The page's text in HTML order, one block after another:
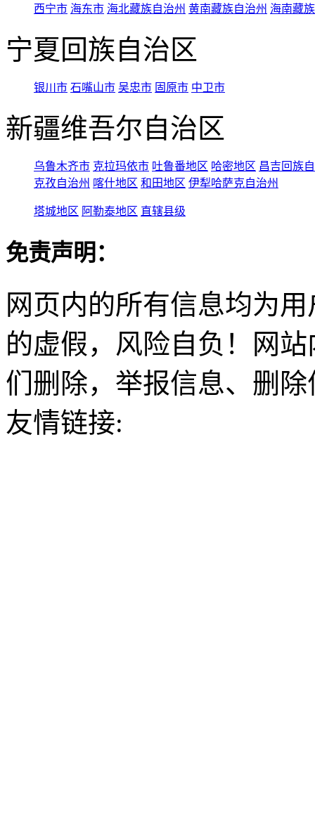
西宁市 海东市 海北藏族自治州 黄南藏族自治州 海南藏
宁夏回族自治区
银川市 石嘴山市 吴忠市 固原市 中卫市
新疆维吾尔自治区
乌鲁木齐市 克拉玛依市 吐鲁番地区 哈密地区 昌吉回族
克孜自治州 喀什地区 和田地区 伊犁哈萨克自治州
塔城地区 阿勒泰地区 直辖县级
免责声明：
网页内的所有信息均为
的虚假，风险自负！网
们删除，举报信息、删
友情链接: